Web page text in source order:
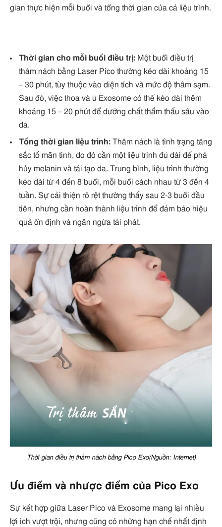
gian thực hiện mỗi buổi và tổng thời gian của cả liệu trình.
Thời gian cho mỗi buổi điều trị: Một buổi điều trị
thâm nách bằng Laser Pico thường kéo dài khoảng 15
– 30 phút, tùy thuộc vào diện tích và mức độ thâm sạm.
Sau đó, việc thoa và ủ Exosome có thể kéo dài thêm
khoảng 15 – 20 phút để dưỡng chất thẩm thấu sâu vào
da.
Tổng thời gian liệu trình: Thâm nách là tình trạng tăng
sắc tố mãn tính, do đó cần một liệu trình đủ dài để phá
hủy melanin và tái tạo da. Trung bình, liệu trình thường
kéo dài từ 4 đến 8 buổi, mỗi buổi cách nhau từ 3 đến 4
tuần. Sự cải thiện rõ rệt thường thấy sau 2-3 buổi đầu
tiên, nhưng cần hoàn thành liệu trình để đảm bảo hiệu
quả ổn định và ngăn ngừa tái phát.
Thời gian điều trị thâm nách bằng Pico Exo(Nguồn: Internet)
Ưu điểm và nhược điểm của Pico Exo
Sự kết hợp giữa Laser Pico và Exosome mang lại nhiều
lợi ích vượt trội, nhưng cũng có những hạn chế nhất định